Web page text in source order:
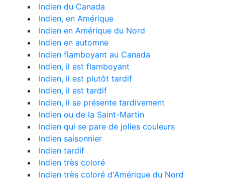
Indien du Canada
Indien, en Amérique
Indien en Amérique du Nord
Indien en automne
Indien flamboyant au Canada
Indien, il est flamboyant
Indien, il est plutôt tardif
Indien, il est tardif
Indien, il se présente tardivement
Indien ou de la Saint-Martin
Indien qui se pare de jolies couleurs
Indien saisonnier
Indien tardif
Indien très coloré
Indien très coloré d'Amérique du Nord